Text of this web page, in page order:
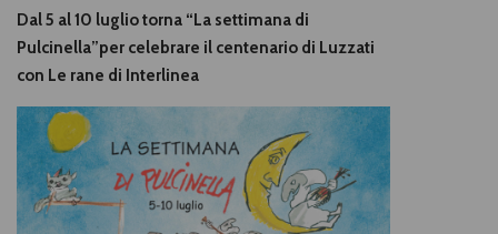
Dal 5 al 10 luglio torna “La settimana di
Pulcinella”per celebrare il centenario di Luzzati
con Le rane di Interlinea